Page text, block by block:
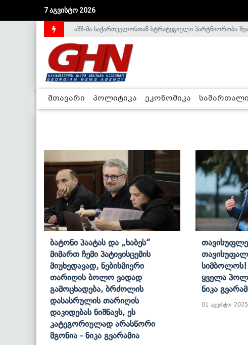
7 აგვისტო 2026
აშშ-მა საქართველოსთან სტრატეგიული პარტნიორობა
მთავარი პოლიტიკა ეკონომიკა სამართალი
Ბატონი Პაატას Და „ხაბეს“
Მიმართ Ჩემი Პატივისცემის
Მიუხედავად, Ნებისმიერი
Თარიღის Ბოლო Ვადად
Გამოცხადება, Ბრძოლის
Დასასრულის Თარიღის
Დაკიდებას Ნიშნავს, Ეს
Კატეგორიულად Არასწორი
Მგონია - Ნიკა Გვარამია
Სიმბოლოს!
Ყველა
Ნიკა
01 აგვისტო